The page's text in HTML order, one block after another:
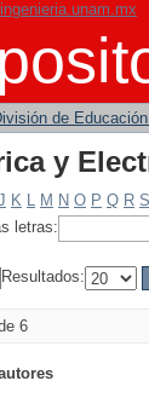
y
de
y
K L M N O P Q R S
letras:
Resultados:
6